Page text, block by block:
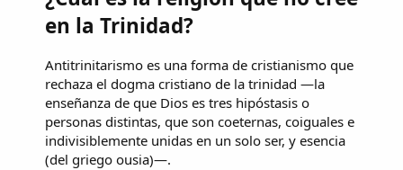
en la Trinidad?
Antitrinitarismo es una forma de cristianismo que
rechaza el dogma cristiano de la trinidad —la
enseñanza de que Dios es tres hipóstasis o
personas distintas, que son coeternas, coiguales e
indivisiblemente unidas en un solo ser, y esencia
(del griego ousia)—.